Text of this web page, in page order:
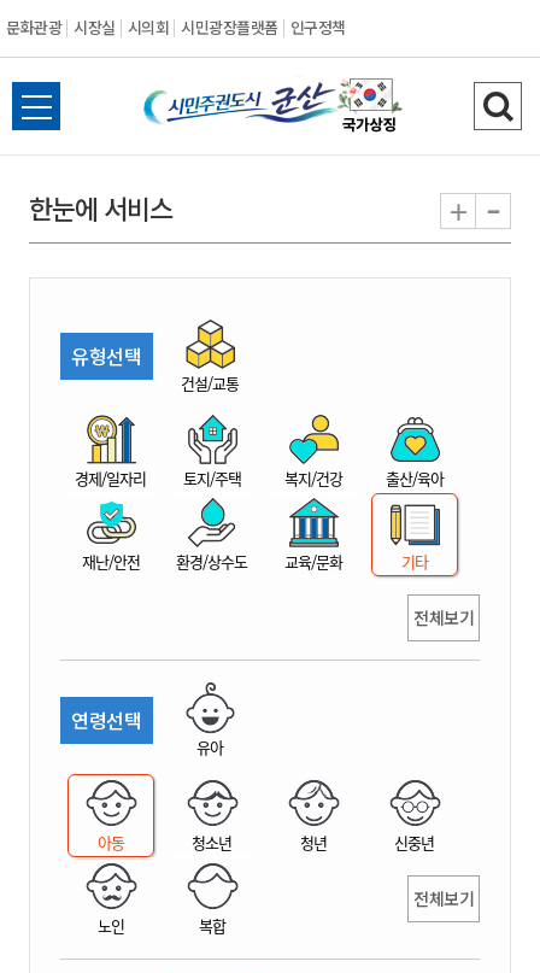
문화관광 시장실 시의회 시민광장플랫폼 인구정책
시
민
권
시
산
전
체
뉴
열
검
색
기
한눈에 서비스 + -
유형선택
건설/교통
경제/일자리 토지/주택 복지/건강 출산/육아
재난/안전 환경/상수도 교육/문화 기타
전체보기
연령선택
유아
아동 청소년 청년 신중년
노인 복합
전체보기